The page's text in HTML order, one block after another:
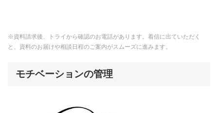
※資料請求後、トライから確認のお電話があります。着信に出ていただく
と、資料のお届けや相談日程のご案内がスムーズに進みます。
モチベーションの管理